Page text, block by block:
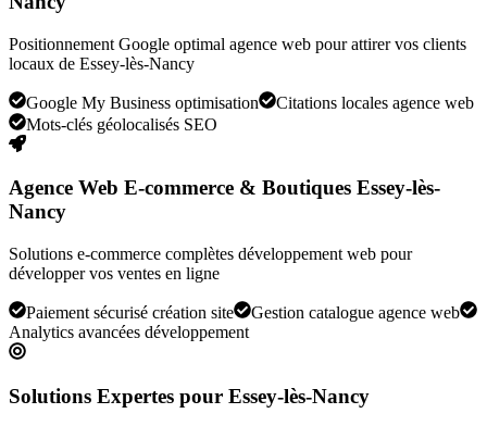
Positionnement Google optimal agence web pour attirer vos clients
locaux de Essey-lès-Nancy
Google My Business optimisation
Citations locales agence web
Mots-clés géolocalisés SEO
Agence Web E-commerce & Boutiques Essey-lès-
Nancy
Solutions e-commerce complètes développement web pour
développer vos ventes en ligne
Paiement sécurisé création site
Gestion catalogue agence web
Analytics avancées développement
Solutions Expertes pour Essey-lès-Nancy